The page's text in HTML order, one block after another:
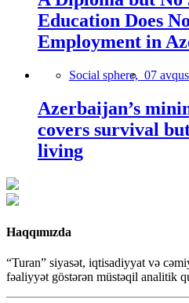
Education Does
Employment in
Social sphere, 07
Azerbaijan’s
covers survival
living
Haqqımızda
“Turan” siyasət, iqtisadiyyat və
fəaliyyət göstərən müstəqil analitik